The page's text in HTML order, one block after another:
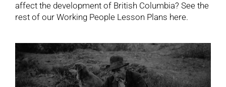
affect the development of British Columbia? See the
rest of our Working People Lesson Plans here.